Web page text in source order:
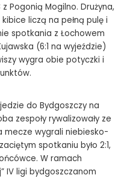
Pogonią Mogilno. Drużyna,
liczą na pełną pulę i
spotkania z Łochowem
(6:1 na wyjeździe)
wygra obie potyczki i
do Bydgoszczy na
zespoły rywalizowały ze
mecze wygrali niebiesko-
spotkaniu było 2:1,
W ramach
IV ligi bydgoszczanom